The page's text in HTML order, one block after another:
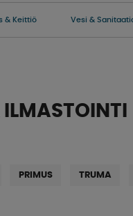
& Keittiö Vesi &
PRIMUS TRUMA